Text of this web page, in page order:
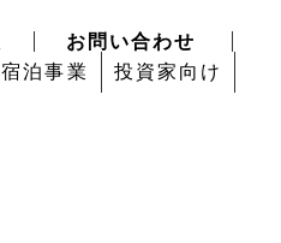
お問い合わせ
宿泊事業 投資家向け